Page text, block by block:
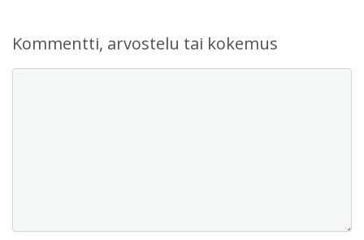
Kommentti, arvostelu tai kokemus